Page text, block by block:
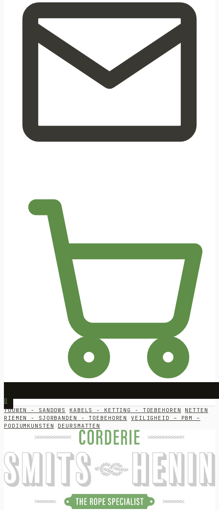
0
TOUWEN - SANDOWS KABELS - KETTING - TOEBEHOREN
NETTEN
RIEMEN - SJORBANDEN - TOEBEHOREN
VEILIGHEID – PBM –
PODIUMKUNSTEN
DEURSMATTEN